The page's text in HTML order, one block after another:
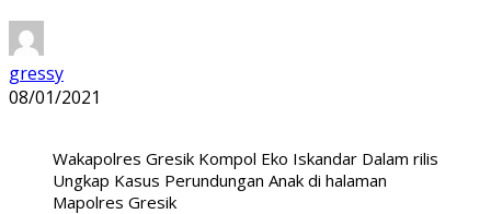
gressy
08/01/2021
Wakapolres Gresik Kompol Eko Iskandar Dalam rilis
Ungkap Kasus Perundungan Anak di halaman
Mapolres Gresik